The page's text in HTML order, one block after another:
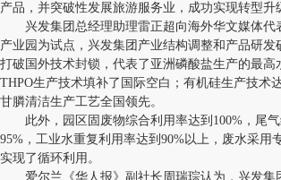
产品，并突破性发展旅游服务业，成功实现转型升
兴发集团总经理助理雷正超向海外华文媒体代
产业园为试点，兴发集团产业结构调整和产品研发
打破国外技术封锁，代表了亚洲磷酸盐生产的最高
THPO生产技术填补了国际空白；有机硅生产技术
甘膦清洁生产工艺全国领先。
此外，园区固废物综合利用率达到100%，尾气
95%，工业水重复利用率达到90%以上，废水采用
实现了循环利用。
爱尔兰《华人报》副社长周瑞琮认为，兴发集